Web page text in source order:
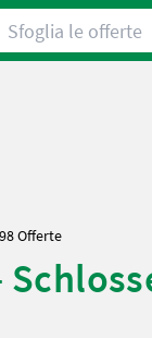
le offerte
Offerte